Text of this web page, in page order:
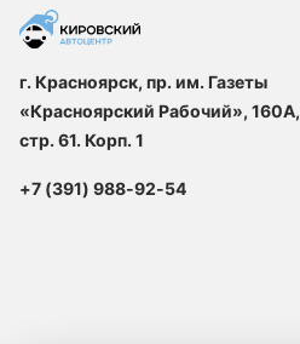
г. Красноярск, пр. им. Газеты
«Красноярский Рабочий», 160А,
стр. 61. Корп. 1
+7 (391) 988-92-54